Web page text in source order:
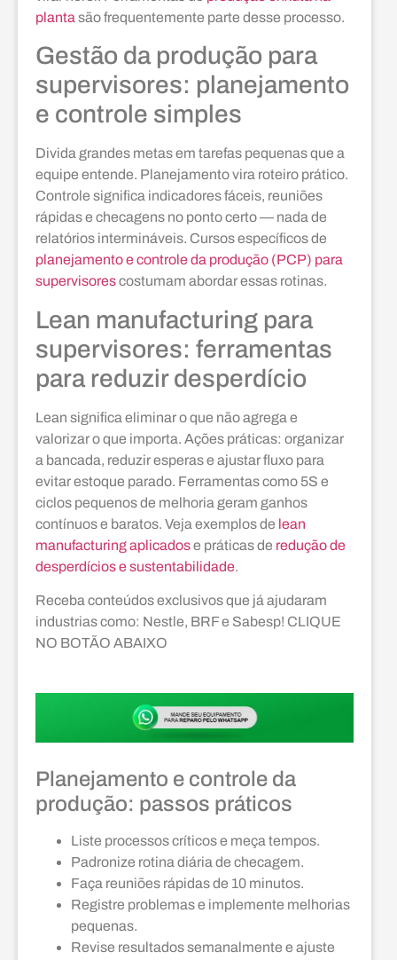
planta são frequentemente parte desse processo.
Gestão da produção para
supervisores: planejamento
e controle simples
Divida grandes metas em tarefas pequenas que a
equipe entende. Planejamento vira roteiro prático.
Controle significa indicadores fáceis, reuniões
rápidas e checagens no ponto certo — nada de
relatórios intermináveis. Cursos específicos de
planejamento e controle da produção (PCP) para
supervisorescostumam abordar essas rotinas.
Lean manufacturing para
supervisores: ferramentas
para reduzir desperdício
Lean significa eliminar o que não agrega e
valorizar o que importa. Ações práticas: organizar
a bancada, reduzir esperas e ajustar fluxo para
evitar estoque parado. Ferramentas como 5S e
ciclos pequenos de melhoria geram ganhos
contínuos e baratos. Veja exemplos de lean
manufacturing aplicadose práticas de redução de
desperdícios e sustentabilidade.
Receba conteúdos exclusivos que já ajudaram
industrias como: Nestle, BRF e Sabesp! CLIQUE
NO BOTÃO ABAIXO
Planejamento e controle da
produção: passos práticos
Liste processos críticos e meça tempos.
Padronize rotina diária de checagem.
Faça reuniões rápidas de 10 minutos.
Registre problemas e implemente melhorias
pequenas.
Revise resultados semanalmente e ajuste